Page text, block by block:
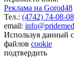
Реклама на Gorod48
Тел.: (4742) 74-08-
email:
Используя данный
файлов cookie
подтвердить